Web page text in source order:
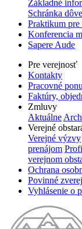
Základné
Schránka
Praktikum
Konferencia
Sapere Aude
Pre verejnosť
Kontakty
Pracovné
Faktúry,
Zmluvy
Aktuálne
Verejné
Verejné výzvy
prenájom
verejnom
Ochrana
Povinné
Vyhlásenie o